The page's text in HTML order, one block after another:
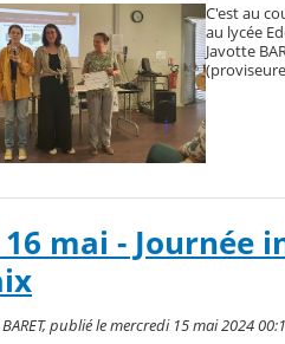
C'est au
au lycée
Javotte
16 mai -
BARET, publié le mercredi 15 mai 2024